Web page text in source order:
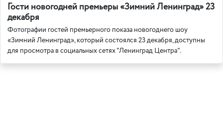
Гости новогодней премьеры «Зимний Ленинград» 23
декабря
Фотографии гостей премьерного показа новогоднего шоу
«Зимний Ленинград», который состоялся 23 декабря, доступны
для просмотра в социальных сетях "Ленинград Центра".